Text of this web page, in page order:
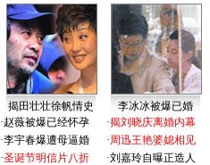
揭田壮壮徐帆情史 李冰冰被爆已婚
·赵薇被爆已经怀孕
·李宇春爆遭母逼婚
·圣诞节明信片八折
·揭刘晓庆离婚内幕
·周迅王艳婆媳相见
·刘嘉玲自曝正造人